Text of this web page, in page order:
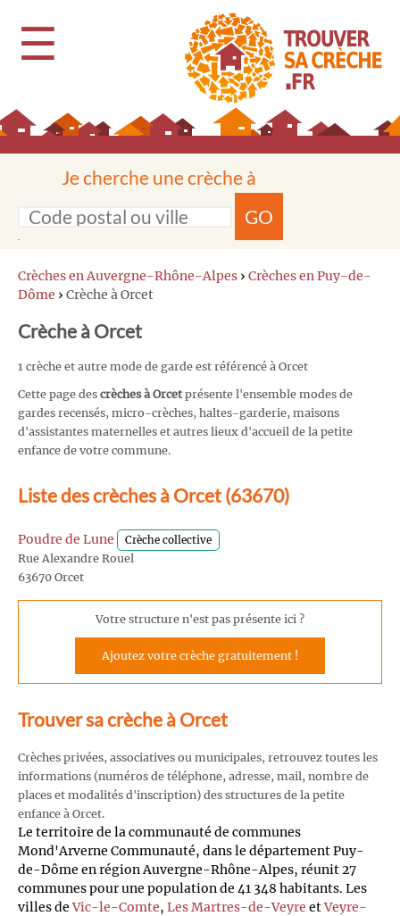
☰
Je cherche une crèche à
GO
Crèches en Auvergne-Rhône-Alpes › Crèches en Puy-de-
Dôme › Crèche à Orcet
Crèche à Orcet
1 crèche et autre mode de garde est référencé à Orcet
Cette page des crèches à Orcetprésente l'ensemble modes de
gardes recensés, micro-crèches, haltes-garderie, maisons
d'assistantes maternelles et autres lieux d'accueil de la petite
enfance de votre commune.
Liste des crèches à Orcet (63670)
Poudre de Lune Crèche collective
Rue Alexandre Rouel
63670 Orcet
Votre structure n'est pas présente ici ?
Ajoutez votre crèche gratuitement !
Trouver sa crèche à Orcet
Crèches privées, associatives ou municipales, retrouvez toutes les
informations (numéros de téléphone, adresse, mail, nombre de
places et modalités d'inscription) des structures de la petite
enfance à Orcet.
Le territoire de la communauté de communes
Mond'Arverne Communauté, dans le département Puy-
de-Dôme en région Auvergne-Rhône-Alpes, réunit 27
communes pour une population de 41 348 habitants. Les
villes deVic-le-Comte, Les Martres-de-Veyre etVeyre-